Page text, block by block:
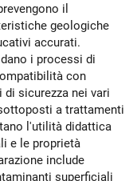
il
geologiche
accurati.
i processi di
con
sicurezza nei vari
a trattamenti
l'utilità didattica
e le proprietà
include
superficiali